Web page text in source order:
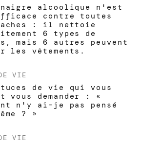
alcoolique n'est
contre toutes
: il nettoie
6 types de
mais 6 autres peuvent
les vêtements.
VIE
de vie qui vous
vous demander : «
n'y ai-je pas pensé
? »
VIE